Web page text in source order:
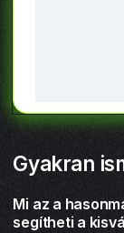
Gyakran
Mi az a
segítheti a